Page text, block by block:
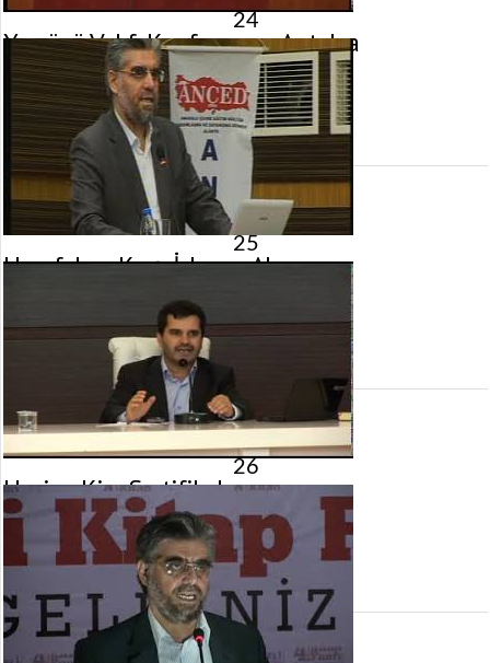
Yeryüzü Vakfı Konferansı – Antalya
12 Kasım 2012 tarihinde yayınlandı.
Gösterim:
2.965
görüntülenme
24
Hurafelere Karşı İslam – Alanya
11 Kasım 2012 tarihinde yayınlandı.
Gösterim: 3.121
25
Hazine Kira Sertifikaları
11 Eylül 2012 tarihinde yayınlandı.
Gösterim: 2.291
görüntülenme
26